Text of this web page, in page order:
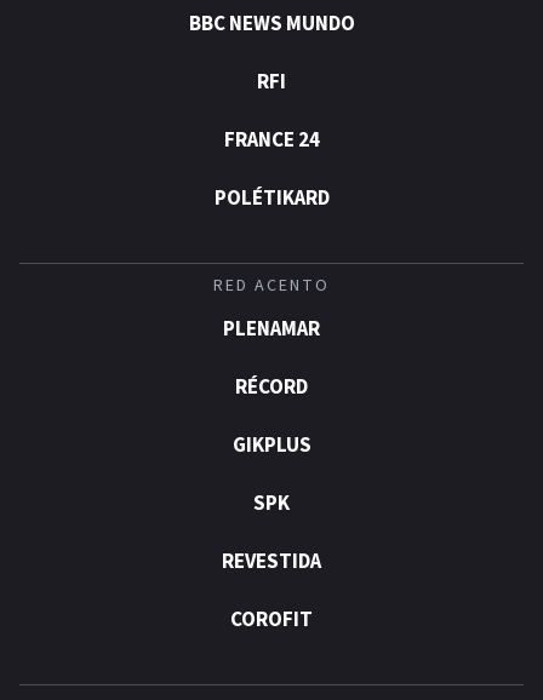
BBC NEWS MUNDO
RFI
FRANCE 24
POLÉTIKARD
RED ACENTO
PLENAMAR
RÉCORD
GIKPLUS
SPK
REVESTIDA
COROFIT